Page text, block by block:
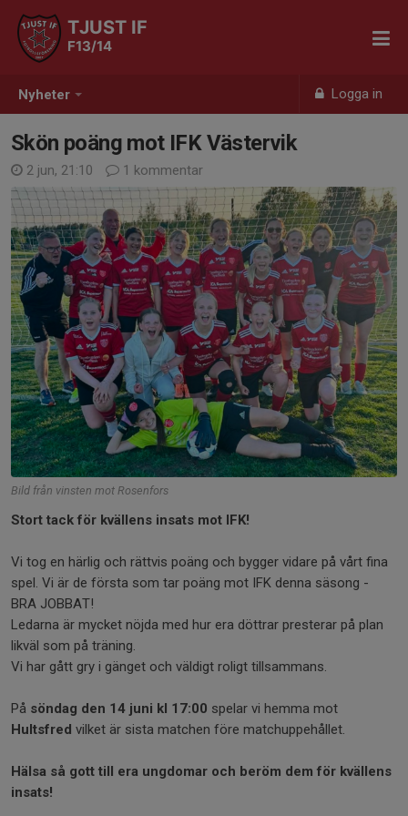
Nyheter Logga in
TJUST IF
F13/14
Skön poäng mot IFK Västervik
2 jun, 21:10 1 kommentar
Bild från vinsten mot Rosenfors
Stort tack för kvällens insats mot IFK!
Vi tog en härlig och rättvis poäng och bygger vidare på vårt fina
spel. Vi är de första som tar poäng mot IFK denna säsong -
BRA JOBBAT!
Ledarna är mycket nöjda med hur era döttrar presterar på plan
likväl som på träning.
Vi har gått gry i gänget och väldigt roligt tillsammans.
På söndag den 14 juni kl 17:00 spelar vi hemma mot
Hultsfred vilket är sista matchen före matchuppehållet.
Hälsa så gott till era ungdomar och beröm dem för kvällens
insats!